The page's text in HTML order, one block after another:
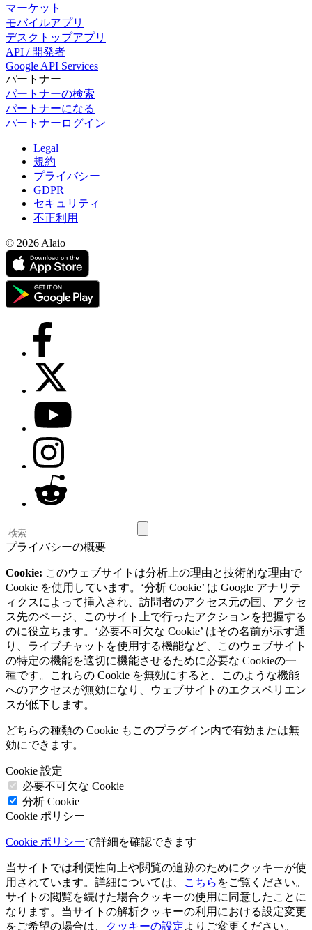
マーケット
モバイルアプリ
デスクトップアプリ
API / 開発者
Google API Services
パートナー
パートナーの検索
パートナーになる
パートナーログイン
Legal
規約
プライバシー
GDPR
セキュリティ
不正利用
© 2026 Alaio
プライバシーの概要
Cookie: このウェブサイトは分析上の理由と技術的な理由で
Cookie を使用しています。‘分析 Cookie’ は Google アナリテ
ィクスによって挿入され、訪問者のアクセス元の国、アクセ
ス先のページ、このサイト上で行ったアクションを把握する
のに役立ちます。‘必要不可欠な Cookie’ はその名前が示す通
り、ライブチャットを使用する機能など、このウェブサイト
の特定の機能を適切に機能させるために必要な Cookieの一
種です。これらの Cookie を無効にすると、このような機能
へのアクセスが無効になり、ウェブサイトのエクスペリエン
スが低下します。
どちらの種類の Cookie もこのプラグイン内で有効または無
効にできます。
Cookie 設定
必要不可欠な Cookie
分析 Cookie
Cookie ポリシー
Cookie ポリシーで詳細を確認できます
当サイトでは利便性向上や閲覧の追跡のためにクッキーが使
用されています。詳細については、
こちら をご覧ください。
サイトの閲覧を続けた場合クッキーの使用に同意したことに
なります。当サイトの解析クッキーの利用における設定変更
をご希望の場合は、
クッキーの設定よりご変更ください。